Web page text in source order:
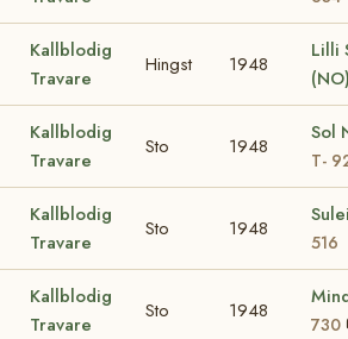
Kallblodig
Travare
Hingst 1948
Lilli
Kallblodig
Travare
Sto 1948
Sol
T-
Kallblodig
Travare
Sto 1948
516
Kallblodig
Travare
Sto 1948
730